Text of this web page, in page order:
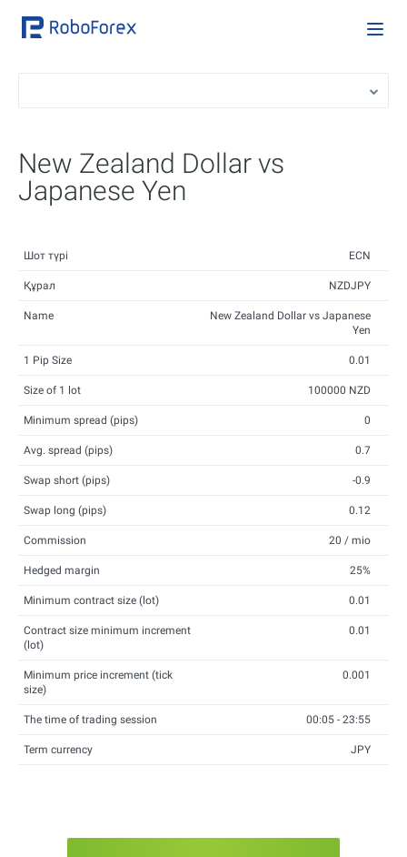
New Zealand Dollar vs
Japanese Yen
Шот түрі ECN
Құрал NZDJPY
Name
New Zealand Dollar vs Japanese
Yen
1 Pip Size 0.01
Size of 1 lot 100000 NZD
Minimum spread (pips) 0
Avg. spread (pips) 0.7
Swap short (pips) -0.9
Swap long (pips) 0.12
Commission 20 / mio
Hedged margin 25%
Minimum contract size (lot) 0.01
Contract size minimum increment
(lot)
0.01
Minimum price increment (tick
size)
0.001
The time of trading session 00:05 - 23:55
Term currency JPY